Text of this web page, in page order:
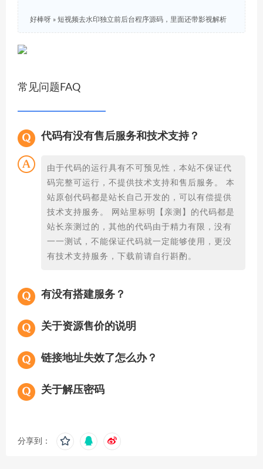
好棒呀 » 短视频去水印独立前后台程序源码，里面还带影视解析
常见问题FAQ
代码有没有售后服务和技术支持？
由于代码的运行具有不可预见性，本站不保证代
码完整可运行，不提供技术支持和售后服务。 本
站原创代码都是站长自己开发的，可以有偿提供
技术支持服务。 网站里标明【亲测】的代码都是
站长亲测过的，其他的代码由于精力有限，没有
一一测试，不能保证代码就一定能够使用，更没
有技术支持服务，下载前请自行斟酌。
有没有搭建服务？
关于资源售价的说明
链接地址失效了怎么办？
关于解压密码
分享到：